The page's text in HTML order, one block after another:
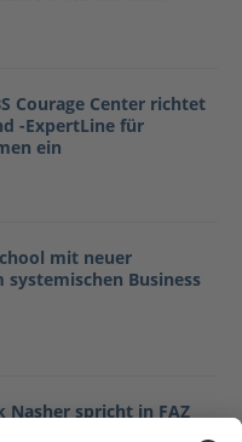
Courage Center richtet
-ExpertLine für
ein
mit neuer
Business
Nasher spricht in FAZ